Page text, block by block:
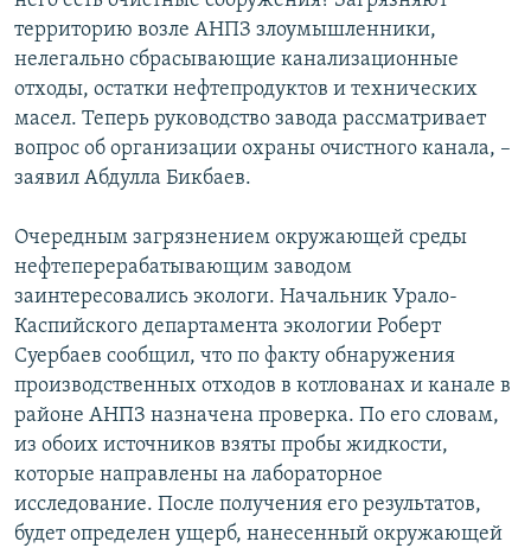
территорию возле АНПЗ злоумышленники,
нелегально сбрасывающие канализационные
отходы, остатки нефтепродуктов и технических
масел. Теперь руководство завода рассматривает
вопрос об организации охраны очистного канала, –
заявил Абдулла Бикбаев.
Очередным загрязнением окружающей среды
нефтеперерабатывающим заводом
заинтересовались экологи. Начальник Урало-
Каспийского департамента экологии Роберт
Суербаев сообщил, что по факту обнаружения
производственных отходов в котлованах и канале в
районе АНПЗ назначена проверка. По его словам,
из обоих источников взяты пробы жидкости,
которые направлены на лабораторное
исследование. После получения его результатов,
будет определен ущерб, нанесенный окружающей